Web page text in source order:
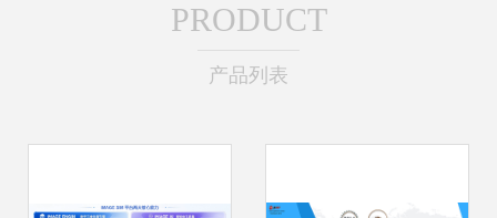
PRODUCT
产品列表